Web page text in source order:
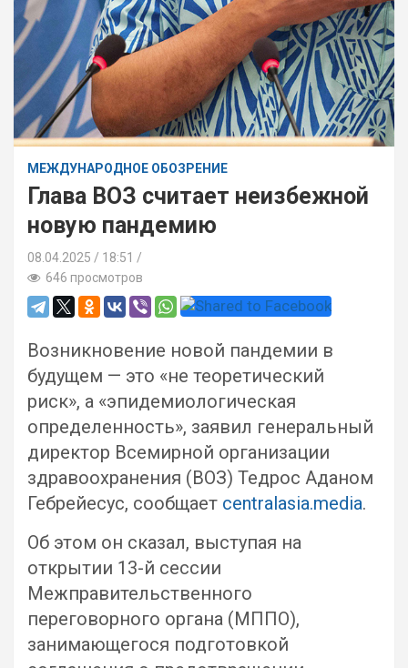
МЕЖДУНАРОДНОЕ ОБОЗРЕНИЕ
Глава ВОЗ считает неизбежной
новую пандемию
08.04.2025
18:51 /
646 просмотров
Возникновение новой пандемии в
будущем — это «не теоретический
риск», а «эпидемиологическая
определенность», заявил генеральный
директор Всемирной организации
здравоохранения (ВОЗ) Тедрос Аданом
Гебрейесус, сообщает centralasia.media.
Об этом он сказал, выступая на
открытии 13-й сессии
Межправительственного
переговорного органа (МППО),
занимающегося подготовкой